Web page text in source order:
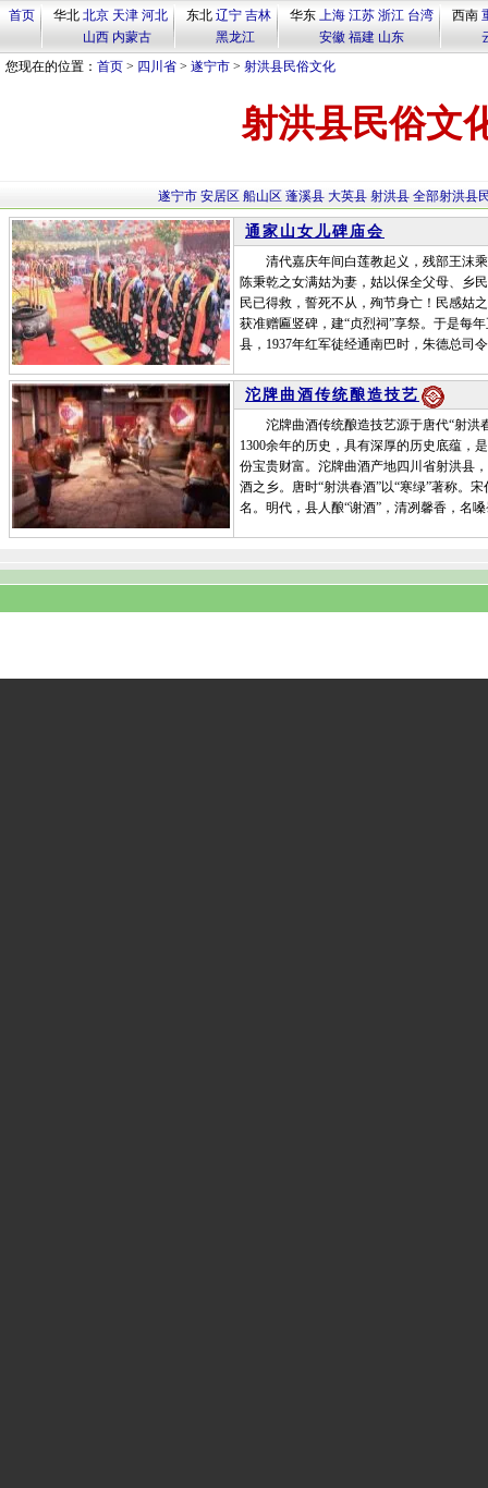
首页 华北 北京 天津 河北
山西 内蒙古
东北 辽宁 吉林
黑龙江
华东 上海 江苏 浙江 台湾
安徽 福建 山东
西南
您现在的位置： 首页 > 四川省 > 遂宁市 > 射洪县民俗文化
射洪县民俗文
遂宁市 安居区 船山区 蓬溪县 大英县 射洪县 全部射洪县
通家山女儿碑庙会
清代嘉庆年间白莲教起义，残部王沫乘
陈秉乾之女满姑为妻，姑以保全父母、乡
民已得救，誓死不从，殉节身亡！民感姑
获准赠匾竖碑，建“贞烈祠”享祭。于是每
县，1937年红军徒经通南巴时，朱德总
沱牌曲酒传统酿造技艺
沱牌曲酒传统酿造技艺源于唐代“射洪
1300余年的历史，具有深厚的历史底蕴，
份宝贵财富。沱牌曲酒产地四川省射洪县
酒之乡。唐时“射洪春酒”以“寒绿”著称。
名。明代，县人酿“谢酒”，清冽馨香，名